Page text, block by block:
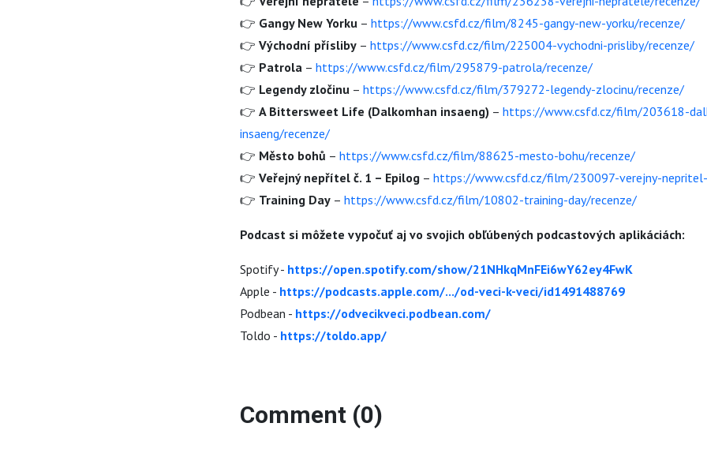
👉 Gangy New Yorku – https://www.csfd.cz/film/8245-gangy-new-yorku/recenze/
👉 Východní přísliby – https://www.csfd.cz/film/225004-vychodni-prisliby/recenze/
👉 Patrola – https://www.csfd.cz/film/295879-patrola/recenze/
👉 Legendy zločinu – https://www.csfd.cz/film/379272-legendy-zlocinu/recenze/
👉 A Bittersweet Life (Dalkomhan insaeng) – https://www.csfd.cz/film/203618-
insaeng/recenze/
👉 Město bohů – https://www.csfd.cz/film/88625-mesto-bohu/recenze/
👉 Veřejný nepřítel č. 1 – Epilog – https://www.csfd.cz/film/230097-verejny-
👉 Training Day – https://www.csfd.cz/film/10802-training-day/recenze/
Podcast si môžete vypočuť aj vo svojich obľúbených podcastových aplikáciách:
Spotify - https://open.spotify.com/show/21NHkqMnFEi6wY62ey4FwK
Apple - https://podcasts.apple.com/.../od-veci-k-veci/id1491488769
Podbean - https://odvecikveci.podbean.com/
Toldo - https://toldo.app/
Comment (0)